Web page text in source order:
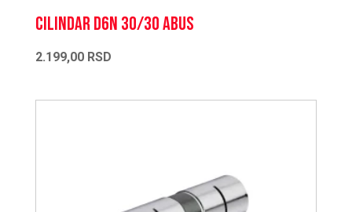
CILINDAR D6N 30/30 ABUS
2.199,00 RSD